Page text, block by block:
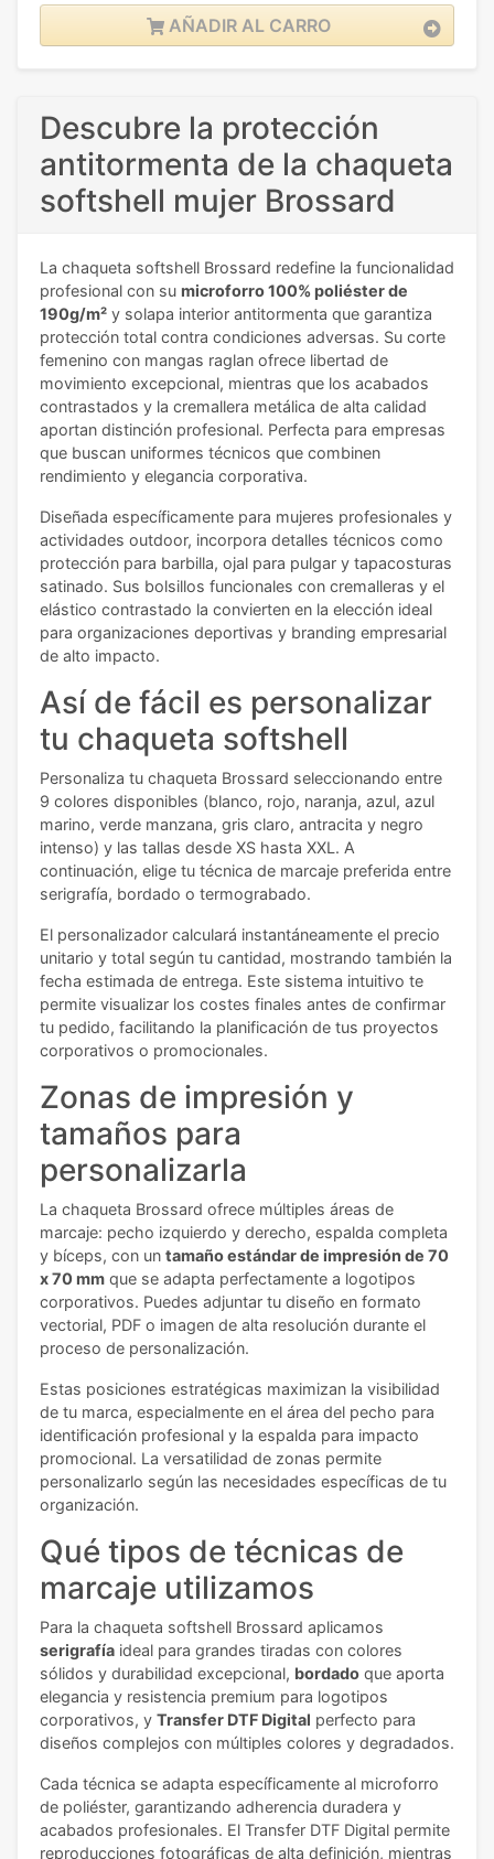
AÑADIR AL CARRO
Descubre la protección
antitormenta de la chaqueta
softshell mujer Brossard
La chaqueta softshell Brossard redefine la funcionalidad
profesional con su microforro 100% poliéster de
190g/m² y solapa interior antitormenta que garantiza
protección total contra condiciones adversas. Su corte
femenino con mangas raglan ofrece libertad de
movimiento excepcional, mientras que los acabados
contrastados y la cremallera metálica de alta calidad
aportan distinción profesional. Perfecta para empresas
que buscan uniformes técnicos que combinen
rendimiento y elegancia corporativa.
Diseñada específicamente para mujeres profesionales y
actividades outdoor, incorpora detalles técnicos como
protección para barbilla, ojal para pulgar y tapacosturas
satinado. Sus bolsillos funcionales con cremalleras y el
elástico contrastado la convierten en la elección ideal
para organizaciones deportivas y branding empresarial
de alto impacto.
Así de fácil es personalizar
tu chaqueta softshell
Personaliza tu chaqueta Brossard seleccionando entre
9 colores disponibles (blanco, rojo, naranja, azul, azul
marino, verde manzana, gris claro, antracita y negro
intenso) y las tallas desde XS hasta XXL. A
continuación, elige tu técnica de marcaje preferida entre
serigrafía, bordado o termograbado.
El personalizador calculará instantáneamente el precio
unitario y total según tu cantidad, mostrando también la
fecha estimada de entrega. Este sistema intuitivo te
permite visualizar los costes finales antes de confirmar
tu pedido, facilitando la planificación de tus proyectos
corporativos o promocionales.
Zonas de impresión y
tamaños para
personalizarla
La chaqueta Brossard ofrece múltiples áreas de
marcaje: pecho izquierdo y derecho, espalda completa
y bíceps, con un tamaño estándar de impresión de 70
x 70 mm que se adapta perfectamente a logotipos
corporativos. Puedes adjuntar tu diseño en formato
vectorial, PDF o imagen de alta resolución durante el
proceso de personalización.
Estas posiciones estratégicas maximizan la visibilidad
de tu marca, especialmente en el área del pecho para
identificación profesional y la espalda para impacto
promocional. La versatilidad de zonas permite
personalizarlo según las necesidades específicas de tu
organización.
Qué tipos de técnicas de
marcaje utilizamos
Para la chaqueta softshell Brossard aplicamos
serigrafía ideal para grandes tiradas con colores
sólidos y durabilidad excepcional, bordado que aporta
elegancia y resistencia premium para logotipos
corporativos, y Transfer DTF Digital perfecto para
diseños complejos con múltiples colores y degradados.
Cada técnica se adapta específicamente al microforro
de poliéster, garantizando adherencia duradera y
acabados profesionales. El Transfer DTF Digital permite
reproducciones fotográficas de alta definición, mientras